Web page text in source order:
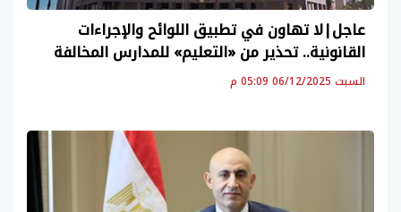
عاجل|لا تهاون في تطبيق اللوائح والإجراءات
القانونية.. تحذير من «التعليم» للمدارس المخالفة
السبت 06/12/2025 05:09 م